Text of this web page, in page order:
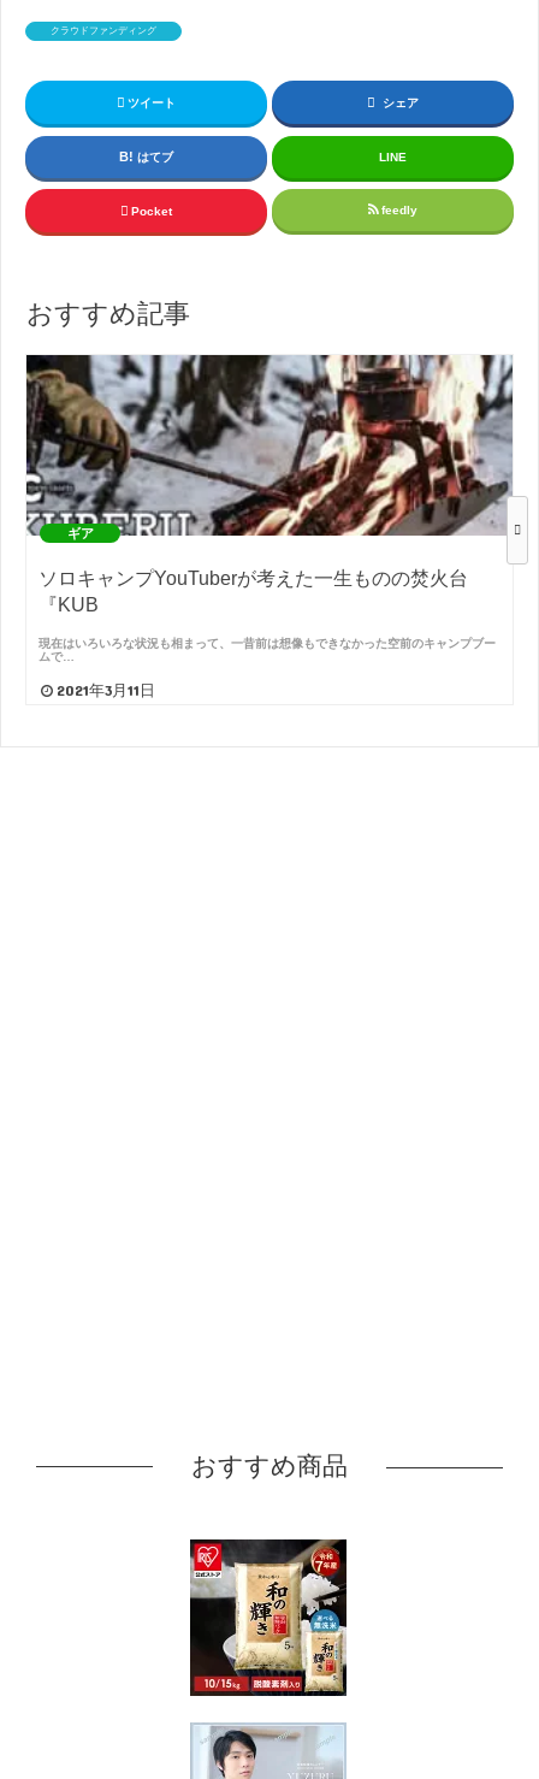
クラウドファンディング
ツイート シェア
はてブ LINE
Pocket feedly
おすすめ記事
ギア
ソロキャンプYouTuberが考えた一生ものの焚火台
『KUB
現在はいろいろな状況も相まって、一昔前は想像もできなかった空前のキャンプブー
ムで…
2021年3月11日
おすすめ商品